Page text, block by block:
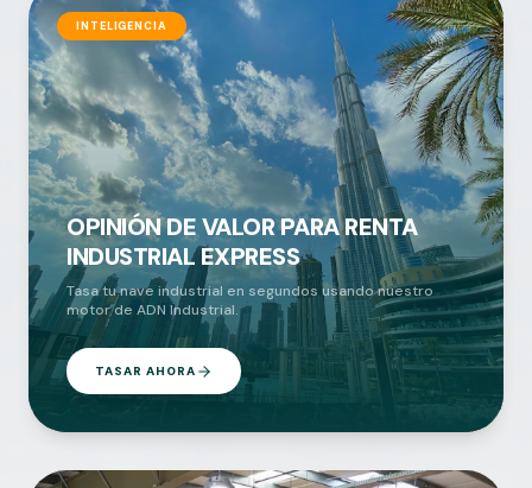
INTELIGENCIA
OPINIÓN DE VALOR PARA RENTA
INDUSTRIAL EXPRESS
Tasa tu nave industrial en segundos usando nuestro
motor de ADN Industrial.
TASAR AHORA